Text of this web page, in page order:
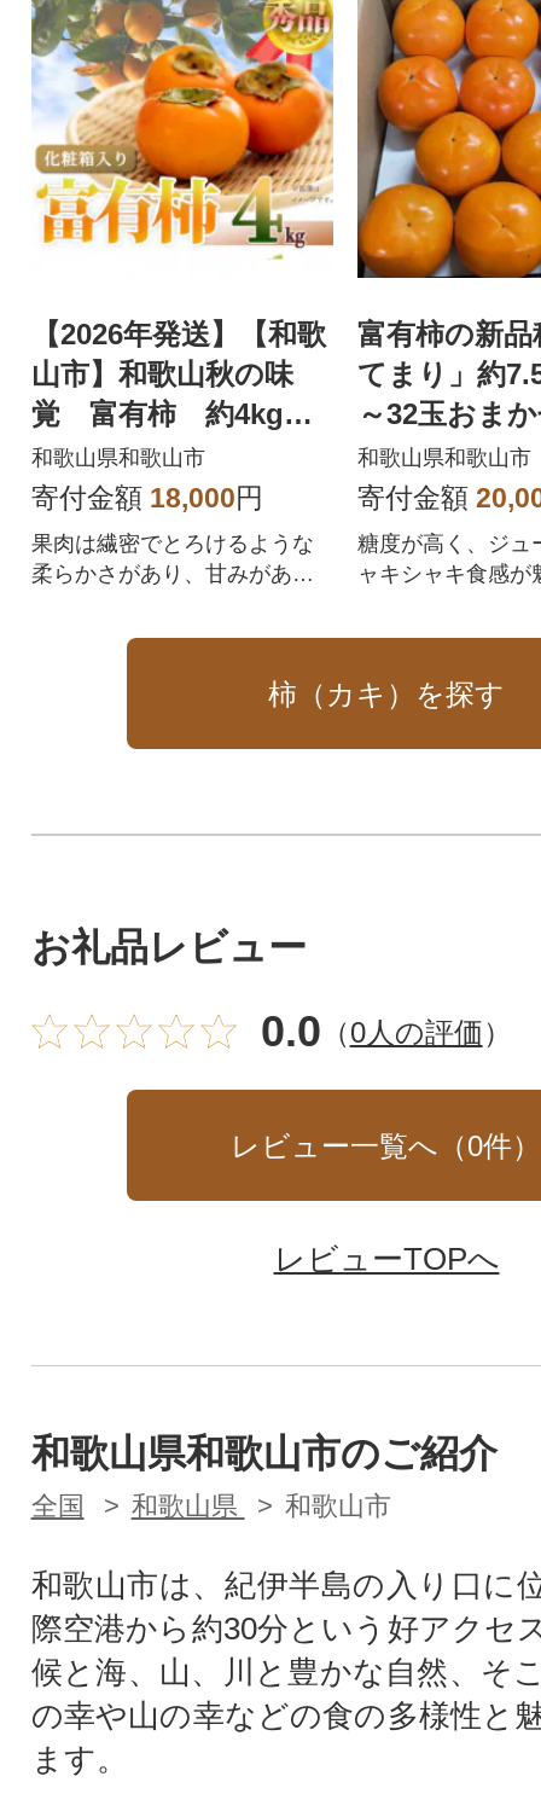
【2026年発送】【和歌
山市】和歌山秋の味
覚 富有柿 約4kg
化粧箱入
和歌山県和歌山市
寄付金額 18,000円
果肉は繊密でとろけるような
柔らかさがあり、甘みがあり
富有柿の新品
てまり」約
～32玉おま
歌山市】
和歌山県和歌山市
寄付金額
糖度が高く、ジュ
ャキシャキ食感が
を是非ご賞味くだ
柿（カキ）を探す
お礼品レビュー
0.0 （0人の評価）
レビュー一覧へ（0件）
レビューTOPへ
和歌山県和歌山市のご紹介
全国 和歌山県 和歌山市
和歌山市は、紀伊半島の入り口に
際空港から約30分という好アクセ
候と海、山、川と豊かな自然、そ
の幸や山の幸などの食の多様性と
ます。